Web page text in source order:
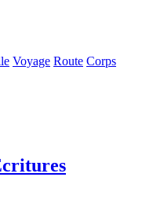
Voyage Route Corps